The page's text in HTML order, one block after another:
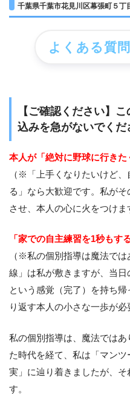
千葉県千葉市花見川区幕張町５丁
よくある質
【ご確認ください】
込みを急がないでくだ
本人が「絶対に野球に行き
（※「上手くなりたいけど
る」なら大歓迎です。私が
させ、本人の心に火をつけま
「家での自主練習を1秒もす
（※私の個別指導は魔法で
線」は私が敷きますが、当日
という感覚（完了）を持ち
り返す本人の小さな一歩が必
私の個別指導は、魔法では
た時代を経て、私は「マン
実」に辿り着きましたが、そ
す。